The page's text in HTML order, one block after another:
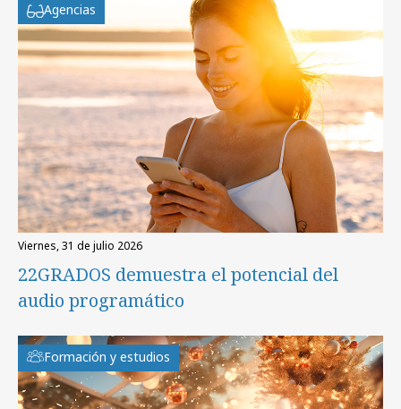
Agencias
viernes, 31 de julio 2026
22GRADOS demuestra el potencial del
audio programático
Formación y estudios